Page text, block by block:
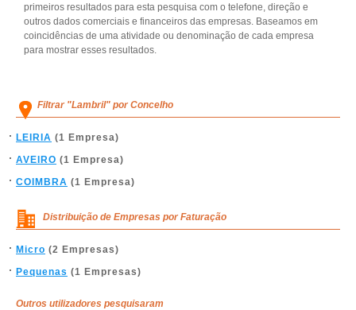
primeiros resultados para esta pesquisa com o telefone, direção e
outros dados comerciais e financeiros das empresas. Baseamos em
coincidências de uma atividade ou denominação de cada empresa
para mostrar esses resultados.
Filtrar "Lambril" por Concelho
LEIRIA (1 Empresa)
AVEIRO (1 Empresa)
COIMBRA (1 Empresa)
Distribuição de Empresas por Faturação
Micro (2 Empresas)
Pequenas (1 Empresas)
Outros utilizadores pesquisaram